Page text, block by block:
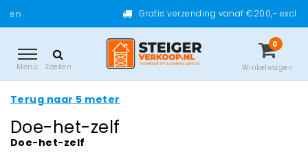
Gratis verzending vanaf €200,- excl. btw
Menu Zoeken
0
Winkelwagen
Terug naar 5 meter
Doe-het-zelf
Doe-het-zelf